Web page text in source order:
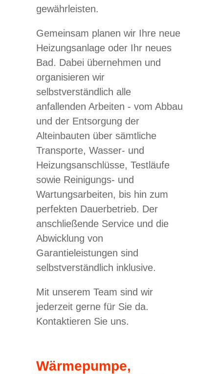
gewährleisten.
Gemeinsam planen wir Ihre neue
Heizungsanlage oder Ihr neues
Bad. Dabei übernehmen und
organisieren wir
selbstverständlich alle
anfallenden Arbeiten - vom Abbau
und der Entsorgung der
Alteinbauten über sämtliche
Transporte, Wasser- und
Heizungsanschlüsse, Testläufe
sowie Reinigungs- und
Wartungsarbeiten, bis hin zum
perfekten Dauerbetrieb. Der
anschließende Service und die
Abwicklung von
Garantieleistungen sind
selbstverständlich inklusive.
Mit unserem Team sind wir
jederzeit gerne für Sie da.
Kontaktieren Sie uns.
Wärmepumpe,